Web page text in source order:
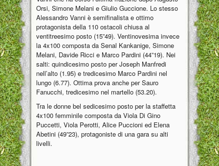
Orsi, Simone Melani e Giulio Guccione. Lo stesso
Alessandro Vanni è semifinalista e ottimo
protagonista della 110 ostacoli chiusa al
ventitreesimo posto (15”49). Ventinovesima invece
la 4x100 composta da Senal Kankanige, Simone
Melani, Davide Ricci e Marco Pardini (44”19). Nei
salti: quindicesimo posto per Joseph Manfredi
nell’alto (1.95) e tredicesimo Marco Pardini nel
lungo (6.77). Ottima prova anche per Sauro
Fanucchi, tredicesimo nel martello (53.20).
Tra le donne bel sedicesimo posto per la staffetta
4x100 femminile composta da Viola Di Gino
Puccetti, Viola Perotti, Alice Puccioni ed Elena
Abetini (49”23), protagoniste di una gara su alti
livelli.